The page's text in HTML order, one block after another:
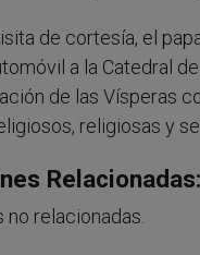
de cortesía, el
a la Catedral
de las Vísperas
religiosas y
Relacionadas:
no relacionadas.